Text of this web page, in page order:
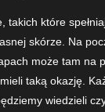
które
skórze. Na
może tam na
taką okazję.
wiedzieli